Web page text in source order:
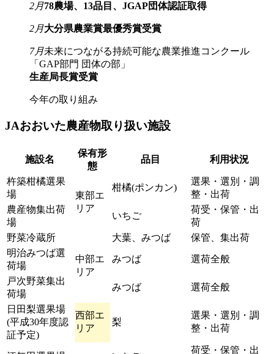
2月78農場、13品目、JGAP団体認証取得
2月大分県農業賞最優秀賞受賞
7月未来につながる持続可能な農業推進コンクール
「GAP部門 団体の部」
生産局長賞受賞
今年の取り組み
JAおおいた農産物取り扱い施設
施設名
保有形
態
品目 利用状況
杵築柑橘選果
場
東部エ
リア
柑橘(ポンカン)
選果・選別・調
整・出荷
農産物集出荷
場
いちご
荷受・保管・出
荷
野菜冷蔵所
中部エ
リア
大葉、みつば
保管、集出荷
明治みつば選
荷場
みつば 選荷全般
戸次野菜集出
荷場
みつば 選荷全般
日田梨選果場
(平成30年度認
証予定)
西部エ
リア
梨
選果・選別・調
整・出荷
荷受・保管・出